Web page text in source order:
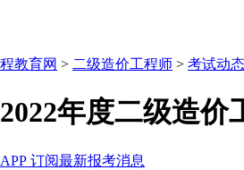
教育网 > 二级造价工程师 > 考试动态
年度二级造
订阅最新报考消息